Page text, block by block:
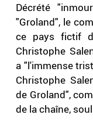
Décrété
"Groland", le
ce pays fictif
Christophe
a "l'immense
Christophe
de Groland",
de la chaîne,